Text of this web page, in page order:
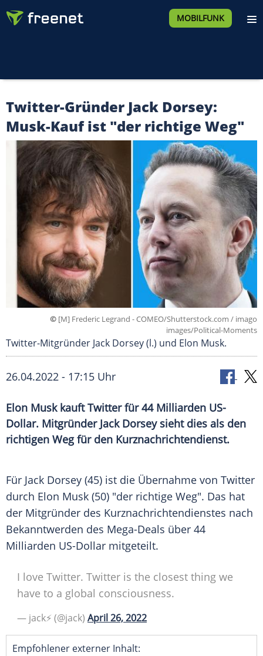
MOBILFUNK
Twitter-Gründer Jack Dorsey:
Musk-Kauf ist "der richtige Weg"
© [M] Frederic Legrand - COMEO/Shutterstock.com / imago
images/Political-Moments
Twitter-Mitgründer Jack Dorsey (l.) und Elon Musk.
26.04.2022 - 17:15 Uhr
Elon Musk kauft Twitter für 44 Milliarden US-
Dollar. Mitgründer Jack Dorsey sieht dies als den
richtigen Weg für den Kurznachrichtendienst.
Für Jack Dorsey (45) ist die Übernahme von Twitter
durch Elon Musk (50) "der richtige Weg". Das hat
der Mitgründer des Kurznachrichtendienstes nach
Bekanntwerden des Mega-Deals über 44
Milliarden US-Dollar mitgeteilt.
I love Twitter. Twitter is the closest thing we
have to a global consciousness.
— jack⚡️ (@jack) April 26, 2022
Empfohlener externer Inhalt: